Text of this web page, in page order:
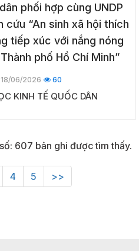
phối hợp cùng UNDP
cứu “An sinh xã hội thích
tiếp xúc với nắng nóng
phố Hồ Chí Minh”
06/2026 60
KINH TẾ QUỐC DÂN
607 bản ghi được tìm thấy.
4 5 >>